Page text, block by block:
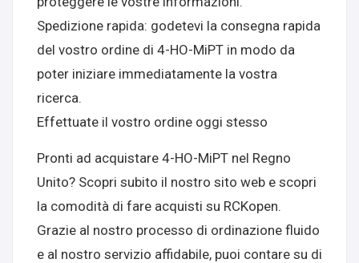
Spedizione rapida: godetevi la consegna rapida
del vostro ordine di 4-HO-MiPT in modo da
poter iniziare immediatamente la vostra
ricerca.
Effettuate il vostro ordine oggi stesso
Pronti ad acquistare 4-HO-MiPT nel Regno
Unito? Scopri subito il nostro sito web e scopri
la comodità di fare acquisti su RCKopen.
Grazie al nostro processo di ordinazione fluido
e al nostro servizio affidabile, puoi contare su di